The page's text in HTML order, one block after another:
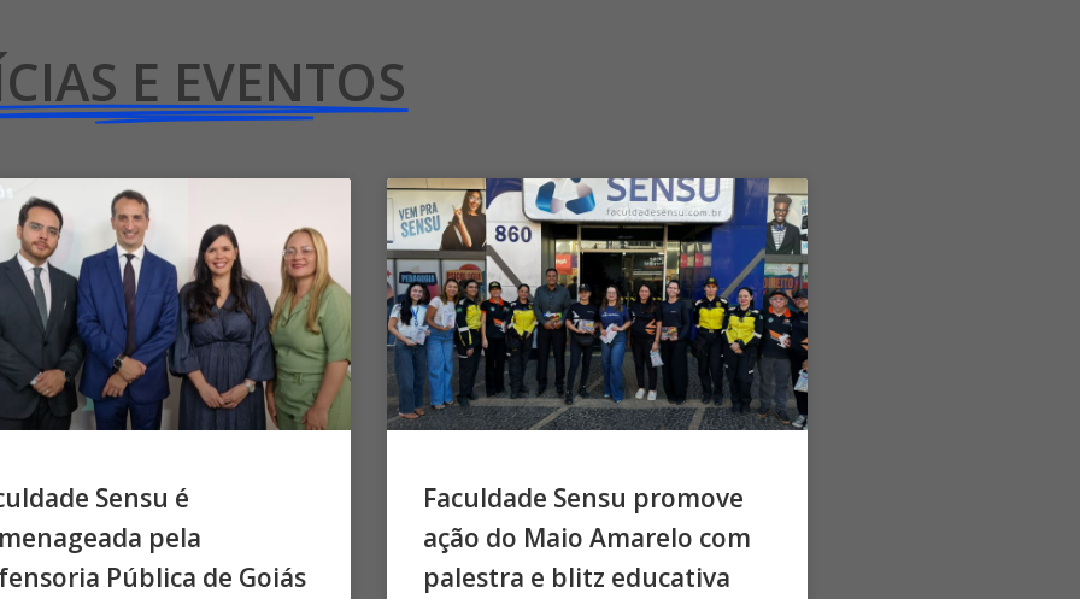
E EVENTOS
Sensu é
pela
Pública de Goiás
Faculdade Sensu promove
ação do Maio Amarelo com
palestra e blitz educativa